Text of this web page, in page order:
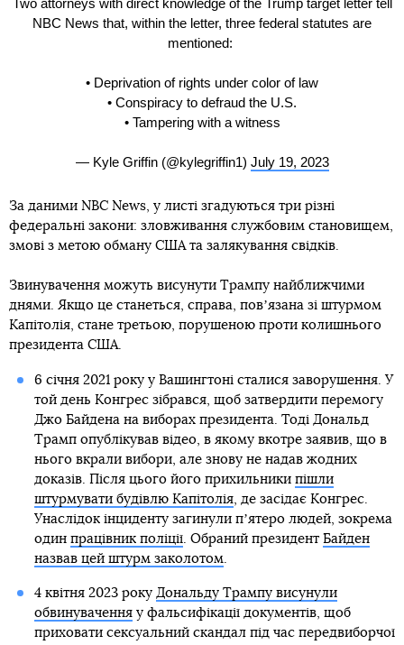
NBC News that, within the letter, three federal statutes are
mentioned:
• Deprivation of rights under color of law
• Conspiracy to defraud the U.S.
• Tampering with a witness
— Kyle Griffin (@kylegriffin1) July 19, 2023
За даними NBC News, у листі згадуються три різні
федеральні закони: зловживання службовим становищем,
змові з метою обману США та залякування свідків.
Звинувачення можуть висунути Трампу найближчими
днями. Якщо це станеться, справа, повʼязана зі штурмом
Капітолія, стане третьою, порушеною проти колишнього
президента США.
6 січня 2021 року у Вашингтоні сталися заворушення. У
той день Конгрес зібрався, щоб затвердити перемогу
Джо Байдена на виборах президента. Тоді Дональд
Трамп опублікував відео, в якому вкотре заявив, що в
нього вкрали вибори, але знову не надав жодних
доказів. Після цього його прихильники пішли
штурмувати будівлю Капітолія, де засідає Конгрес.
Унаслідок інциденту загинули пʼятеро людей, зокрема
один працівник поліції. Обраний президент Байден
назвав цей штурм заколотом.
4 квітня 2023 року Дональду Трампу висунули
обвинуваченняу фальсифікації документів, щоб
приховати сексуальний скандал під час передвиборчої